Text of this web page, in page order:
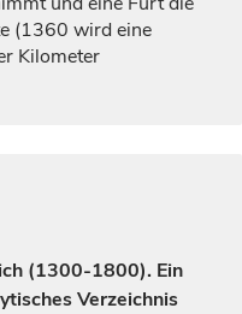
(1360 wird eine
Kilometer
(1300-1800). Ein
Verzeichnis